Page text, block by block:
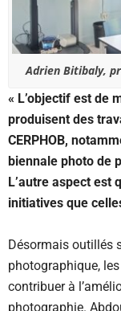
Adrien Bitibaly,
« L’objectif est de
produisent des
CERPHOB,
biennale photo de
L’autre aspect est
initiatives que
Désormais outillés
photographique,
contribuer à
photographie.